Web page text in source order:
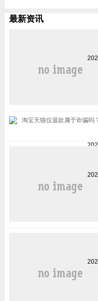
最新资讯
淘宝天猫仅退款属于诈骗吗